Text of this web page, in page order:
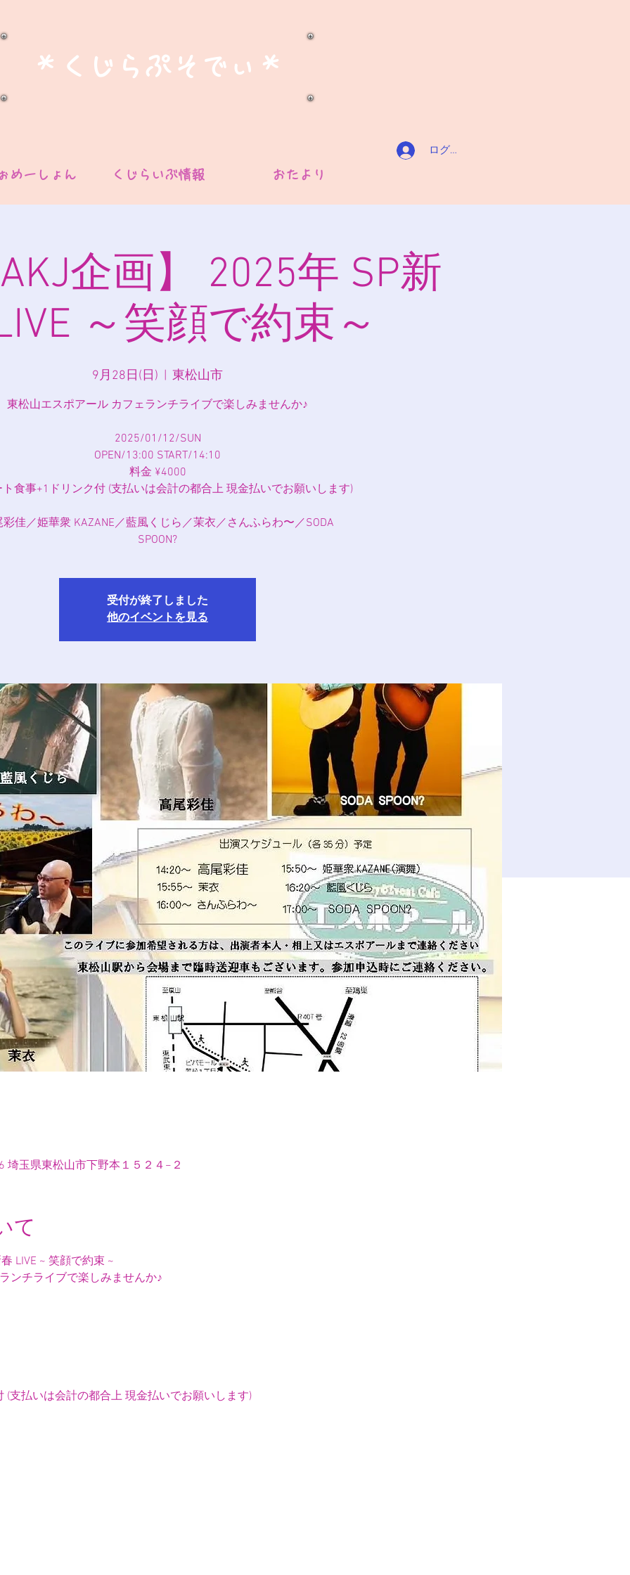
​＊くじらぷそでぃ＊
ログイン
めーしょん くじらいぶ情報 おたより
AKJ企画】 2025年 SP新
～笑顔で約束～
9月28日(日) 東松山市
東松山エスポアール カフェランチライブで楽しみませんか♪
2025/01/12/SUN
OPEN/13:00 START/14:10
料金 ¥4000
ト食事+1ドリンク付 (支払いは会計の都合上 現金払いでお願いします)
彩佳／姫華衆 KAZANE／藍風くじら／茉衣／さんふらわ〜／SODA
SPOON?
受付が終了しました
他のイベントを見る
埼玉県東松山市下野本１５２４−２
て
LIVE ~ 笑顔で約束 ~
ンチライブで楽しみませんか♪
(支払いは会計の都合上 現金払いでお願いします)